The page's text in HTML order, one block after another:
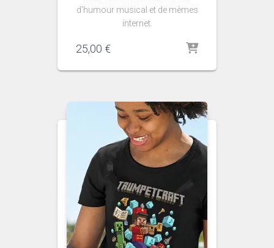
d’humour musical et de mèmes
internet.
25,00 €